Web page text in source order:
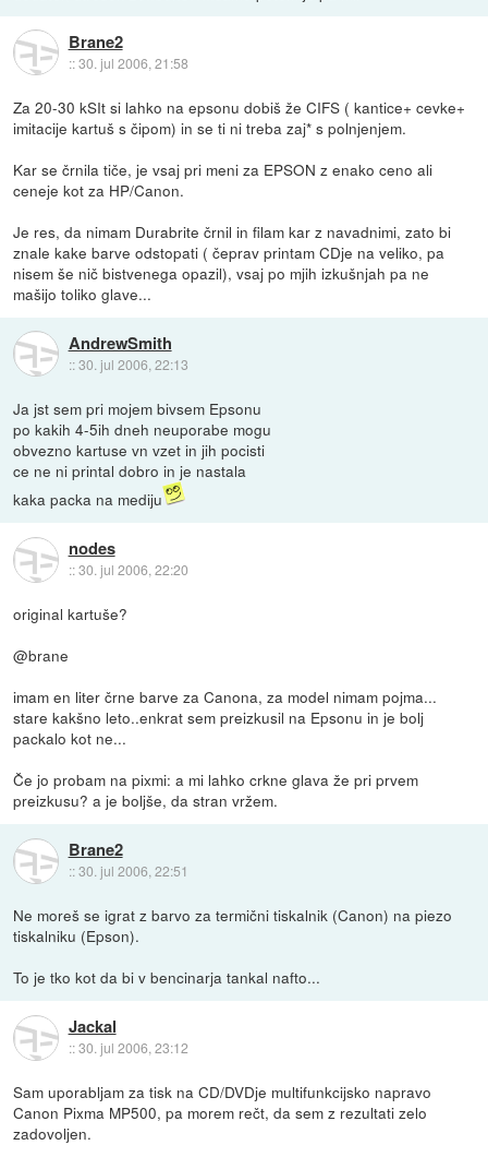
Brane2
::30. jul 2006, 21:58
Za 20-30 kSIt si lahko na epsonu dobiš že CIFS ( kantice+ cevke+
imitacije kartuš s čipom) in se ti ni treba zaj* s polnjenjem.
Kar se črnila tiče, je vsaj pri meni za EPSON z enako ceno ali
ceneje kot za HP/Canon.
Je res, da nimam Durabrite črnil in filam kar z navadnimi, zato bi
znale kake barve odstopati ( čeprav printam CDje na veliko, pa
nisem še nič bistvenega opazil), vsaj po mjih izkušnjah pa ne
mašijo toliko glave...
AndrewSmith
::30. jul 2006, 22:13
Ja jst sem pri mojem bivsem Epsonu
po kakih 4-5ih dneh neuporabe mogu
obvezno kartuse vn vzet in jih pocisti
ce ne ni printal dobro in je nastala
kaka packa na mediju
nodes
::30. jul 2006, 22:20
original kartuše?
@brane
imam en liter črne barve za Canona, za model nimam pojma...
stare kakšno leto..enkrat sem preizkusil na Epsonu in je bolj
packalo kot ne...
Če jo probam na pixmi: a mi lahko crkne glava že pri prvem
preizkusu? a je boljše, da stran vržem.
Brane2
::30. jul 2006, 22:51
Ne moreš se igrat z barvo za termični tiskalnik (Canon) na piezo
tiskalniku (Epson).
To je tko kot da bi v bencinarja tankal nafto...
Jackal
::30. jul 2006, 23:12
Sam uporabljam za tisk na CD/DVDje multifunkcijsko napravo
Canon Pixma MP500, pa morem rečt, da sem z rezultati zelo
zadovoljen.